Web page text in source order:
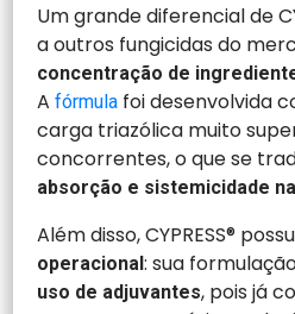
Um grande diferencial de
a outros fungicidas do
concentração de
Afórmula foi desenvolvida
carga triazólica muito
concorrentes, o que se
absorção e sistemicidade
Além disso, CYPRESS®
operacional: sua
uso de adjuvantes, pois já